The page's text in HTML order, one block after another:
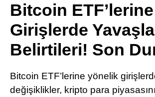
Bitcoin ETF’lerine
Girişlerde
Belirtileri! Son
Bitcoin ETF’lerine yönelik
değişiklikler, kripto para